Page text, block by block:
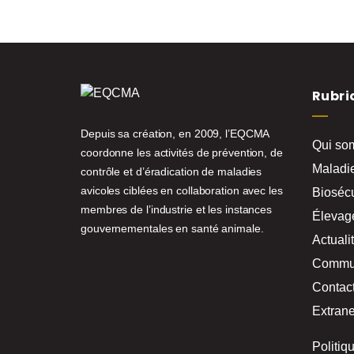
Depuis sa création, en 2009, l’EQCMA
coordonne les activités de prévention, de
contrôle et d’éradication de maladies
avicoles ciblées en collaboration avec les
membres de l’industrie et les instances
gouvernementales en santé animale.
Qui